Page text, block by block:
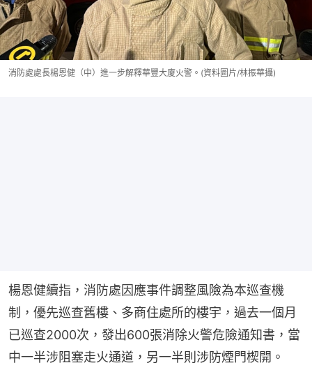
消防處處長楊恩健（中）進一步解釋華豐大廈火警。(資料圖片/林振華攝)
楊恩健續指，消防處因應事件調整風險為本巡查機
制，優先巡查舊樓、多商住處所的樓宇，過去一個月
已巡查2000次，發出600張消除火警危險通知書，當
中一半涉阻塞走火通道，另一半則涉防煙門楔開。